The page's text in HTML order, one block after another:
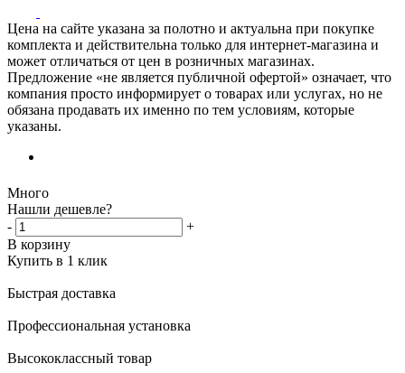
Цена на сайте указана за полотно и актуальна при покупке
комплекта и действительна только для интернет-магазина и
может отличаться от цен в розничных магазинах.
Предложение «не является публичной офертой» означает, что
компания просто информирует о товарах или услугах, но не
обязана продавать их именно по тем условиям, которые
указаны.
Много
Нашли дешевле?
-
+
В корзину
Купить в 1 клик
Быстрая доставка
Профессиональная установка
Высококлассный товар